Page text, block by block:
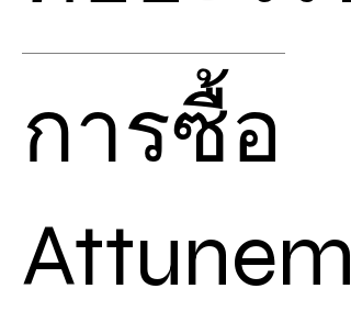
คือ การปรับ
คลื่นความถี่ของเรา ให้สามารถ
ดึงพลังงานจากChiball ที่ถูก
สร้างเอาไว้แล้ว
Attunement เราจะ
สามารถนึกถึงพลังงานชื่อ
การซื้อ